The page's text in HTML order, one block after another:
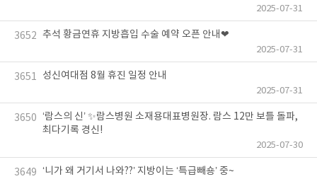
2025-07-31
3652 추석 황금연휴 지방흡입 수술 예약 오픈 안내❤
2025-07-31
3651 성신여대점 8월 휴진 일정 안내
2025-07-31
3650
‘람스의 신’ ✨람스병원 소재용대표병원장. 람스 12만 보틀 돌파,
최다기록 경신!
2025-07-30
3649 ‘니가 왜 거기서 나와??’ 지방이는 ‘특급빼숑’ 중~